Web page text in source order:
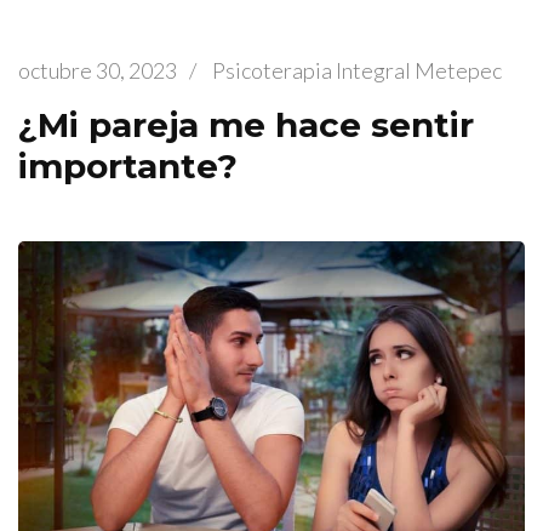
octubre 30, 2023 / Psicoterapia Integral Metepec
¿Mi pareja me hace sentir
importante?